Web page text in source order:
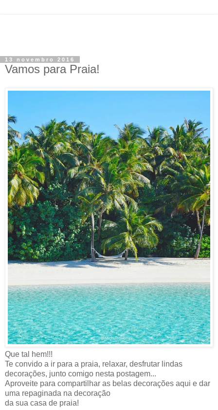
13 novembro 2016
Vamos para Praia!
Que tal hem!!!
Te convido a ir para a praia, relaxar, desfrutar lindas
decorações, junto comigo nesta postagem...
Aproveite para compartilhar as belas decorações aqui e dar
uma repaginada na decoração
da sua casa de praia!